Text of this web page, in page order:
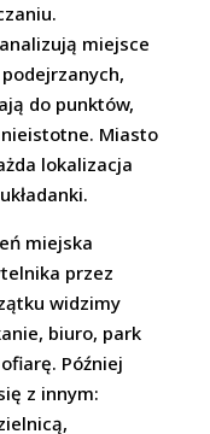
miejsce
do punktów,
Miasto
lokalizacja
miejska
przez
widzimy
biuro, park
Później
z innym: